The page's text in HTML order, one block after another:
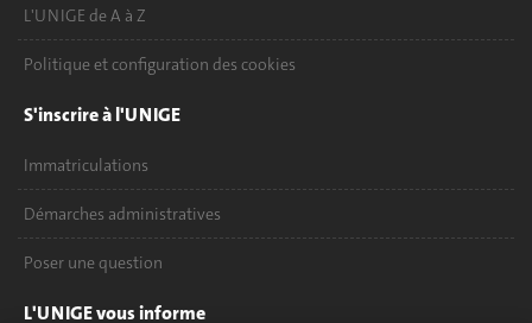
L'UNIGE de A à Z
Politique et configuration des cookies
S'inscrire à l'UNIGE
Immatriculations
Démarches administratives
Poser une question
L'UNIGE vous informe